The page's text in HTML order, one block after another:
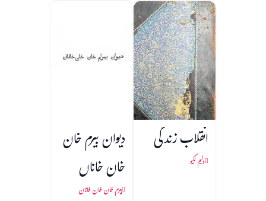
انقلاب زندگی
ولیم لکیو
دیوان بیرم خان
خان خاناں
بیرم خان خان خانان